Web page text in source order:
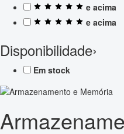
e acima
e acima
Disponibilidade›
Em stock